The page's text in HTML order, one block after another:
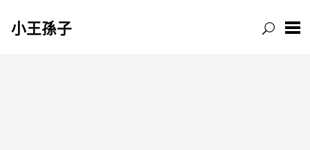
小王孫子